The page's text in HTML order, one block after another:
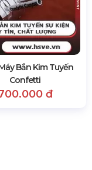
Bắn Kim Tuyến
Confetti
đ